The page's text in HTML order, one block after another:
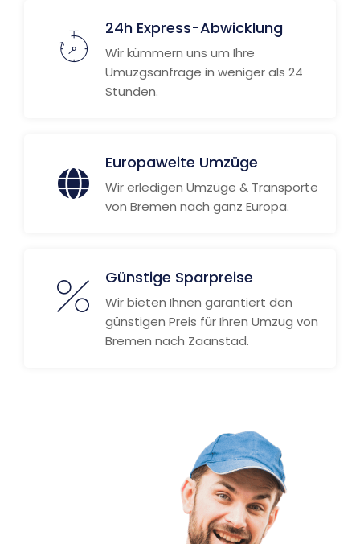
24h Express-Abwicklung
Wir kümmern uns um Ihre
Umuzgsanfrage in weniger als 24
Stunden.
Europaweite Umzüge
Wir erledigen Umzüge & Transporte
von Bremen nach ganz Europa.
Günstige Sparpreise
Wir bieten Ihnen garantiert den
günstigen Preis für Ihren Umzug von
Bremen nach Zaanstad.